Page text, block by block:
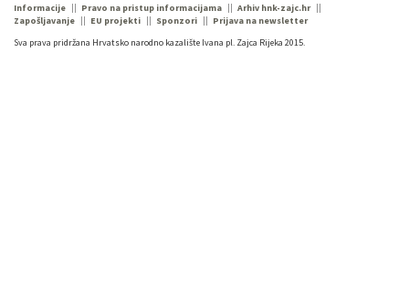
Informacije Pravo na pristup informacijama
Arhiv hnk-zajc.hr
Zapošljavanje
EU projekti Sponzori
Prijava na newsletter
Sva prava pridržana Hrvatsko narodno kazalište Ivana pl. Zajca Rijeka 2015.